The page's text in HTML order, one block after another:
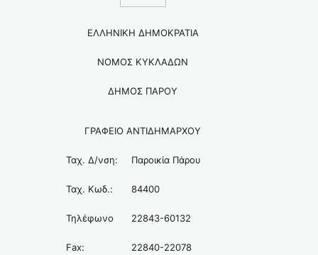
ΕΛΛΗΝΙΚΗ ΔΗΜΟΚΡΑΤΙΑ
ΝΟΜΟΣ ΚΥΚΛΑΔΩΝ
ΔΗΜΟΣ ΠΑΡΟΥ
ΓΡΑΦΕΙΟ ΑΝΤΙΔΗΜΑΡΧΟΥ
Ταχ. Δ/νση: Παροικία Πάρου
Ταχ. Κωδ.: 84400
Τηλέφωνο 22843-60132
Fax: 22840-22078